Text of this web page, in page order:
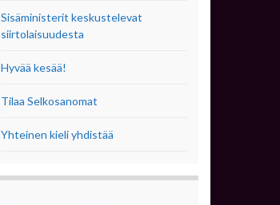
Sisäministerit keskustelevat
siirtolaisuudesta
Hyvää kesää!
Tilaa Selkosanomat
Yhteinen kieli yhdistää